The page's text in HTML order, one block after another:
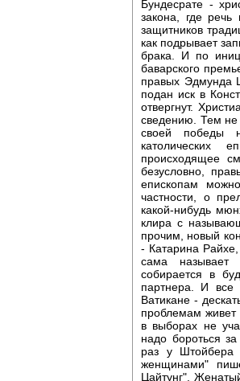
Бундесрате -
закона, где
защитников
как подрывает
брака. И по
баварского
правых Эдмунда
подан иск в
отвергнут.
сведению. Тем не
своей победы
католических
происходящее
безусловно,
епископам
частности, о
какой-нибудь
клира с
прочим, новый
- Катарина
сама называет
собирается в
партнера. И
Ватикане -
проблемам живет
в выборах не
надо бороться
раз у Штойбера
женщинами"
Цайтунг".